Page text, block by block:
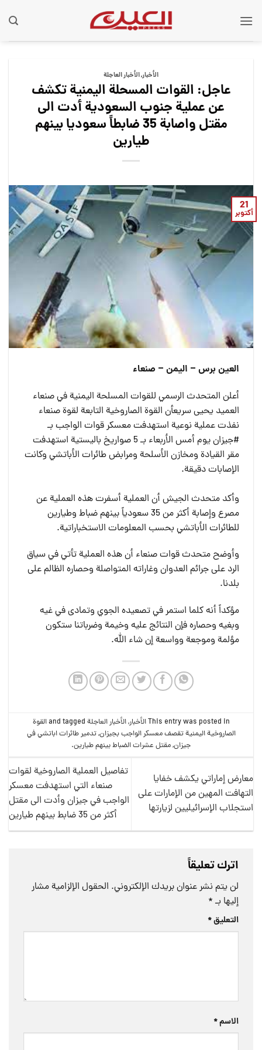
الأخبار,الأخبار العاجلة
عاجل: القوات المسحلة اليمنية تكشف
عن عملية جنوب السعودية أدت الى
مقتل واصابة 35 ضابطاً سعوديا بينهم
طيارين
21
أكتوبر
العين برس – اليمن – صنعاء
أعلن المتحدث الرسمي للقوات المسلحة اليمنية في صنعاء
العميد يحيى سريعأن القوة الصاروخية التابعة لقوة صنعاء
نفذت عملية نوعية استهدفت معسكر قوات الواجب بـ
#جيزان يوم أمس الأربعاء بـ 5 صواريخ باليستية استهدفت
مقر القيادة ومخازن الأسلحة ومرابض طائرات الأباتشي وكانت
الإصابات دقيقة.
وأكد متحدث الجيش أن العملية أسفرت هذه العملية عن
مصرع وإصابة أكثر من 35 سعودياً بينهم ضباط وطيارين
للطائرات الأباتشي بحسب المعلومات الاستخباراتية.
وأوضح متحدث قوات صنعاء أن هذه العملية تأتي في سياق
الرد على جرائم العدوان وغاراته المتواصلة وحصاره الظالم على
بلدنا.‏
مؤكداً أنه كلما استمر في تصعيده الجوي وتمادى في غيه
وبغيه وحصاره فإن النتائج عليه وخيمة وضرباتنا ستكون
مؤلمة وموجعة وواسعة إن شاء الله.
This entry was posted inالأخبار,الأخبار العاجلة
القوة
الصاروخية اليمنية تقصف معسكر الواجب بجيزان,تدمير طائرات اباتشي في
جيزان,مقتل عشرات الضباط بينهم طيارين.
معارض إماراتي يكشف خفايا
التهافت المهين من الإمارات على
استجلاب الإسرائيليين لزيارتها
تفاصيل العملية الصاروخية لقوات
صنعاء التي استهدفت معسكر
الواجب في جيزان وأدت الى مقتل
أكثر من 35 ضابط بينهم طيارين
اترك تعليقاً
لن يتم نشر عنوان بريدك الإلكتروني. الحقول الإلزامية مشار
إليها بـ *
التعليق*
الاسم*